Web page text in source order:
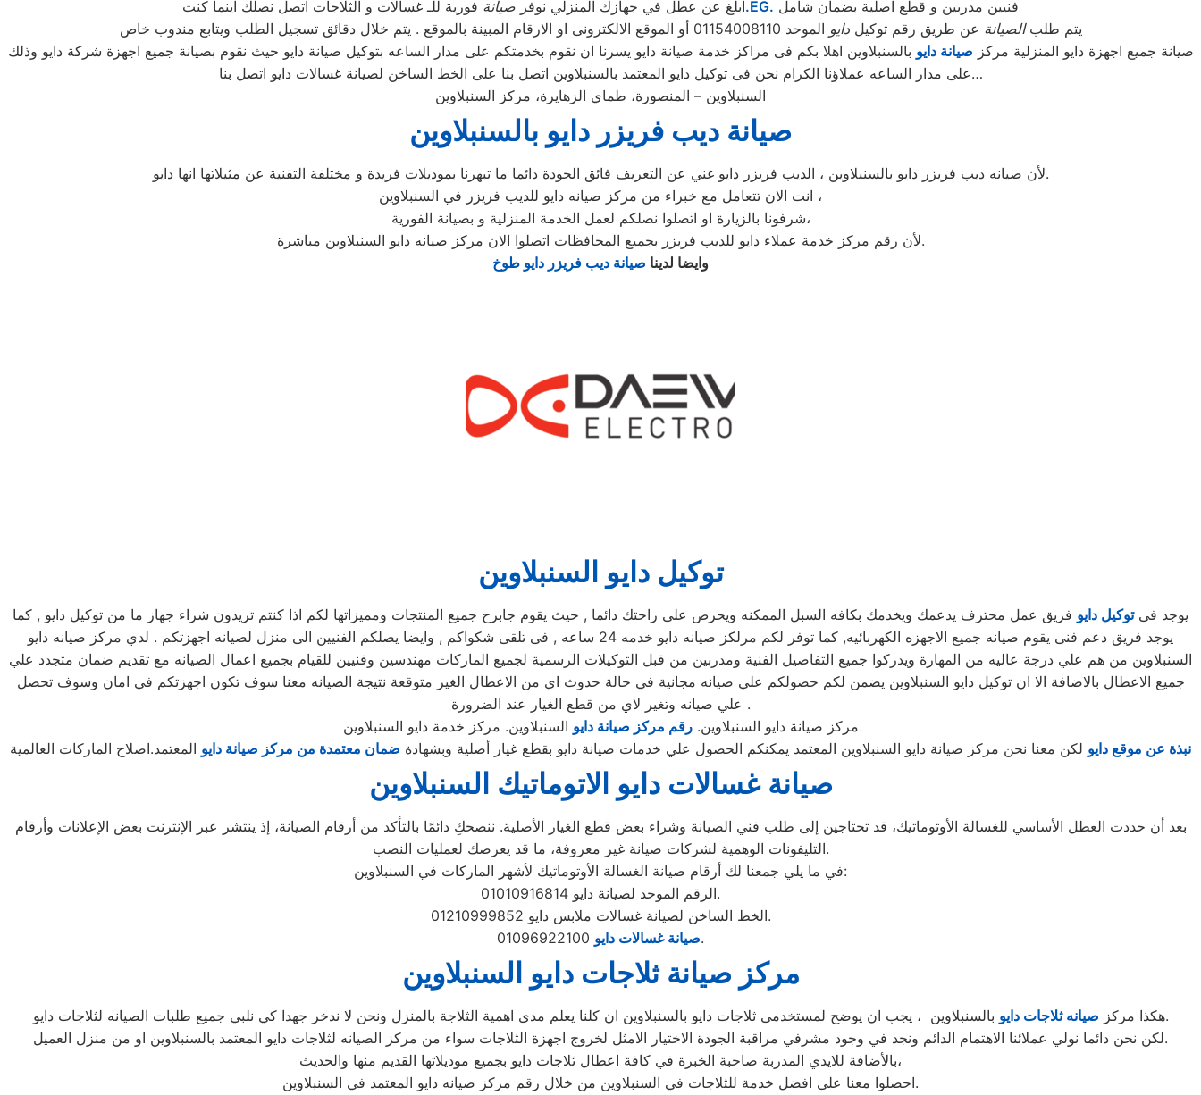
ابلغ عن عطل في جهازك المنزلي نوفر صيانة فورية للـ غسالات و الثلاجات اتصل نصلك اينما كنت .EG. فنيين مدربين و قطع اصلية بضمان شامل
يتم طلبالصيانة عن طريق رقم توكيلدايو الموحد 01154008110 أو الموقع الالكترونى او الارقام المبينة بالموقع . يتم خلال دقائق تسجيل الطلب ويتابع مندوب خاص
صيانة جميع اجهزة دايو المنزلية مركز صيانة دايو بالسنبلاوين اهلا بكم فى مراكز خدمة صيانة دايو يسرنا ان نقوم بخدمتكم على مدار الساعه بتوكيل صيانة دايو حيث نقوم بصيانة جميع اجهزة شركة دايو وذلك
على مدار الساعه عملاؤنا الكرام نحن فى توكيل دايو المعتمد بالسنبلاوين اتصل بنا على الخط الساخن لصيانة غسالات دايو اتصل بنا…
السنبلاوين – المنصورة، طماي الزهايرة، مركز السنبلاوين
صيانة ديب فريزر دايو بالسنبلاوين
لأن صيانه ديب فريزر دايو بالسنبلاوين ، الديب فريزر دايو غني عن التعريف فائق الجودة دائما ما تبهرنا بموديلات فريدة و مختلفة التقنية عن مثيلاتها انها دايو.
انت الان تتعامل مع خبراء من مركز صيانه دايو للديب فريزر في السنبلاوين ،
شرفونا بالزيارة او اتصلوا نصلكم لعمل الخدمة المنزلية و بصيانة الفورية،
لأن رقم مركز خدمة عملاء دايو للديب فريزر بجميع المحافظات اتصلوا الان مركز صيانه دايو السنبلاوين مباشرة.
وايضا لدينا صيانة ديب فريزر دايو طوخ
توكيل دايو السنبلاوين
يوجد فىتوكيل دايو فريق عمل محترف يدعمك ويخدمك بكافه السبل الممكنه ويحرص على راحتك دائما , حيث يقوم جابرح جميع المنتجات ومميزاتها لكم اذا كنتم تريدون شراء جهاز ما من توكيل دايو , كما
يوجد فريق دعم فنى يقوم صيانه جميع الاجهزه الكهربائيه, كما توفر لكم مرلكز صيانه دايو خدمه 24 ساعه , فى تلقى شكواكم , وايضا يصلكم الفنيين الى منزل لصيانه اجهزتكم . لدي مركز صيانه دايو
السنبلاوين من هم علي درجة عاليه من المهارة ويدركوا جميع التفاصيل الفنية ومدربين من قبل التوكيلات الرسمية لجميع الماركات مهندسين وفنيين للقيام بجميع اعمال الصيانه مع تقديم ضمان متجدد علي
جميع الاعطال بالاضافة الا ان توكيل دايو السنبلاوين يضمن لكم حصولكم علي صيانه مجانية في حالة حدوث اي من الاعطال الغير متوقعة نتيجة الصيانه معنا سوف تكون اجهزتكم في امان وسوف تحصل
علي صيانه وتغير لاي من قطع الغيار عند الضرورة .
مركز صيانة دايو السنبلاوين.رقم مركز صيانة دايو السنبلاوين. مركز خدمة دايو السنبلاوين
نبذة عن موقع دايو لكن معنا نحن مركز صيانة دايو السنبلاوين المعتمد يمكنكم الحصول علي خدمات صيانة دايو بقطع غيار أصلية وبشهادة ضمان معتمدة من مركز صيانة دايو المعتمد.اصلاح الماركات العالمية
صيانة غسالات دايو الاتوماتيك السنبلاوين
بعد أن حددت العطل الأساسي للغسالة الأوتوماتيك، قد تحتاجين إلى طلب فني الصيانة وشراء بعض قطع الغيار الأصلية. ننصحكِ دائمًا بالتأكد من أرقام الصيانة، إذ ينتشر عبر الإنترنت بعض الإعلانات وأرقام
التليفونات الوهمية لشركات صيانة غير معروفة، ما قد يعرضك لعمليات النصب.
في ما يلي جمعنا لك أرقام صيانة الغسالة الأوتوماتيك لأشهر الماركات في السنبلاوين:
الرقم الموحد لصيانة دايو 01010916814.
الخط الساخن لصيانة غسالات ملابس دايو 01210999852.
صيانة غسالات دايو01096922100.
مركز صيانة ثلاجات دايو السنبلاوين
هكذا مركز صيانه ثلاجات دايو
بالسنبلاوين ، يجب ان يوضح لمستخدمى ثلاجات دايو بالسنبلاوين ان كلنا يعلم مدى اهمية الثلاجة بالمنزل ونحن لا ندخر جهدا كي نلبي جميع طلبات الصيانه لثلاجات دايو.
لكن نحن دائما نولي عملائنا الاهتمام الدائم ونجد في وجود مشرفي مراقبة الجودة الاختيار الامثل لخروج اجهزة الثلاجات سواء من مركز الصيانه لثلاجات دايو المعتمد بالسنبلاوين او من منزل العميل.
بالأضافة للايدي المدربة صاحبة الخبرة في كافة اعطال ثلاجات دايو بجميع موديلاتها القديم منها والحديث،
احصلوا معنا على افضل خدمة للثلاجات في السنبلاوين من خلال رقم مركز صيانه دايو المعتمد في السنبلاوين.